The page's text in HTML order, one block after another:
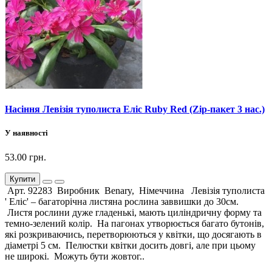
Насіння Левізія туполиста Еліс Ruby Red (Zip-пакет 3 нас.)
У наявності
53.00 грн.
Купити
Арт. 92283 Виробник Benary, Німеччина Левізія туполиста
' Еліс' – багаторічна листяна рослина заввишки до 30см.
Листя рослини дуже гладенькі, мають циліндричну форму та
темно-зелений колір. На пагонах утворюється багато бутонів,
які розкриваючись, перетворюються у квітки, що досягають в
діаметрі 5 см. Пелюстки квітки досить довгі, але при цьому
не широкі. Можуть бути жовтог..